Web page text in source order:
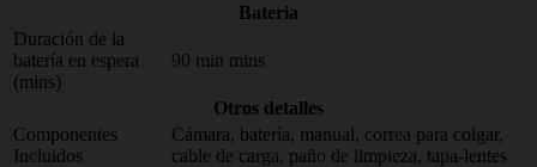
Bateria
Duración de la
batería en espera
(mins)
90 min mins
Otros detalles
Componentes
Incluidos
Cámara, batería, manual, correa para colgar,
cable de carga, paño de limpieza, tapa-lentes